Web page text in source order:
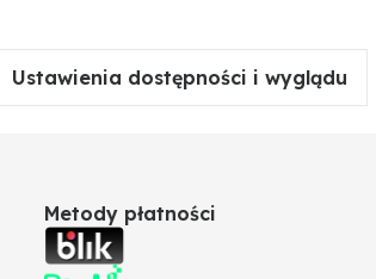
Ustawienia dostępności i wyglądu
Metody płatności